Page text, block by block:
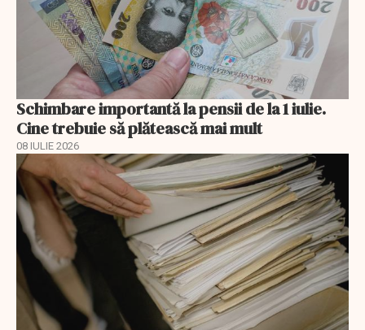
Schimbare importantă la pensii de la 1 iulie.
Cine trebuie să plătească mai mult
08 IULIE 2026